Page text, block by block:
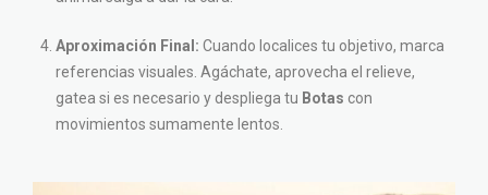
Aproximación Final: Cuando localices tu objetivo, marca
referencias visuales. Agáchate, aprovecha el relieve,
gatea si es necesario y despliega tu Botas con
movimientos sumamente lentos.